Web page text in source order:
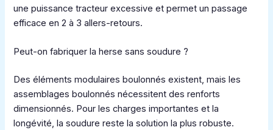
une puissance tracteur excessive et permet un passage
efficace en 2 à 3 allers-retours.
Peut-on fabriquer la herse sans soudure ?
Des éléments modulaires boulonnés existent, mais les
assemblages boulonnés nécessitent des renforts
dimensionnés. Pour les charges importantes et la
longévité, la soudure reste la solution la plus robuste.